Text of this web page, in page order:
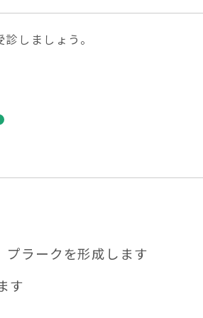
しましょう。
プラークを形成します
す